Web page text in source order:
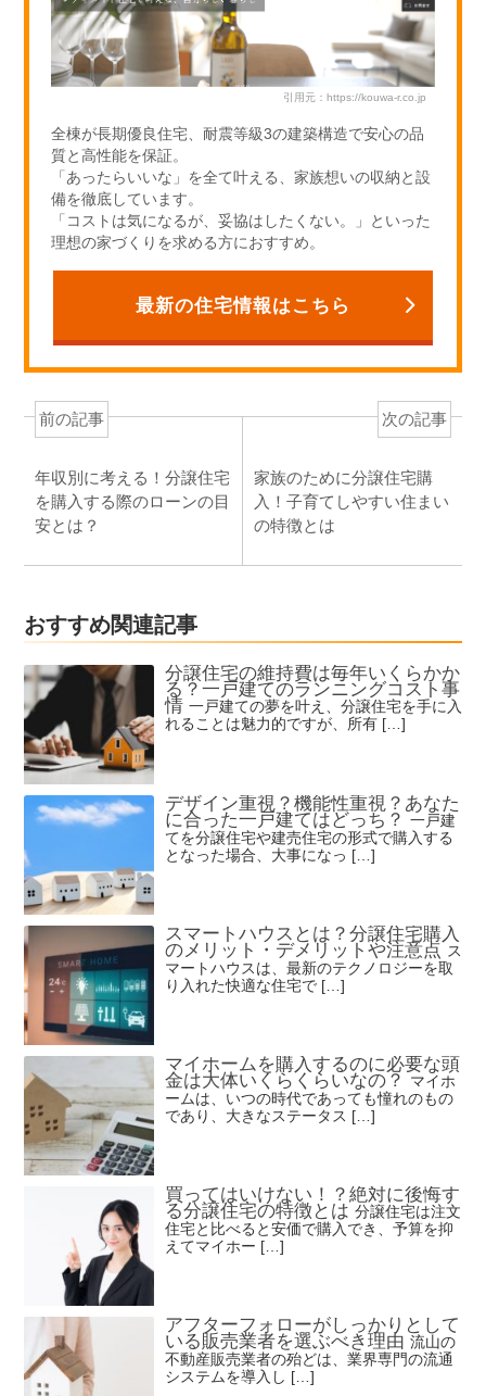
引用元：https://kouwa-r.co.jp
全棟が長期優良住宅、耐震等級3の建築構造で安心の品
質と高性能を保証。
「あったらいいな」を全て叶える、家族想いの収納と設
備を徹底しています。
「コストは気になるが、妥協はしたくない。」といった
理想の家づくりを求める方におすすめ。
最新の住宅情報はこちら
前の記事
年収別に考える！分譲住宅
を購入する際のローンの目
安とは？
次の記事
家族のために分譲住宅購
入！子育てしやすい住まい
の特徴とは
おすすめ関連記事
分譲住宅の維持費は毎年いくらかか
る？一戸建てのランニングコスト事
情 一戸建ての夢を叶え、分譲住宅を手に入
れることは魅力的ですが、所有 […]
デザイン重視？機能性重視？あなた
に合った一戸建てはどっち？ 一戸建
てを分譲住宅や建売住宅の形式で購入する
となった場合、大事になっ […]
スマートハウスとは？分譲住宅購入
のメリット・デメリットや注意点 ス
マートハウスは、最新のテクノロジーを取
り入れた快適な住宅で […]
マイホームを購入するのに必要な頭
金は大体いくらくらいなの？
マイホ
ームは、いつの時代であっても憧れのもの
であり、大きなステータス […]
買ってはいけない！？絶対に後悔す
る分譲住宅の特徴とは 分譲住宅は注文
住宅と比べると安価で購入でき、予算を抑
えてマイホー […]
アフターフォローがしっかりとして
いる販売業者を選ぶべき理由 流山の
不動産販売業者の殆どは、業界専門の流通
システムを導入し […]